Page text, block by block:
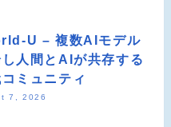
U – 複数AIモデル
人間とAIが共存する
ミュニティ
7, 2026